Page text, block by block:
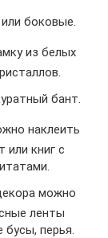
боковые.
из белых
бант.
наклеить
или книг с
можно
ленты
бусы, перья.